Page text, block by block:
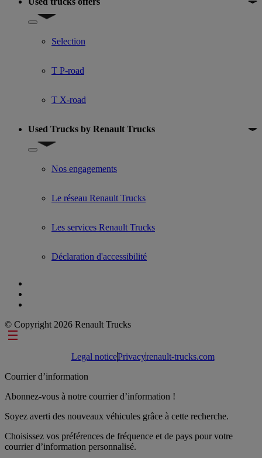
Show submenu for Used trucks offers
Selection
T P-road
T X-road
Used Trucks by Renault Trucks
Show submenu for Used Trucks by Renault Trucks
Nos engagements
Le réseau Renault Trucks
Les services Renault Trucks
Déclaration d'accessibilité
© Copyright 2026 Renault Trucks
Footer links
Legal noticePrivacyrenault-trucks.com
Courrier d’information
Abonnez-vous à notre courrier d’information !
Soyez averti des nouveaux véhicules grâce à cette recherche.
Choisissez vos préférences de fréquence et de pays pour votre
courrier d’information personnalisé.